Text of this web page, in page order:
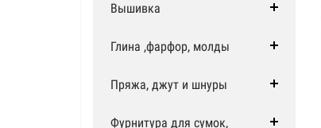
Вышивка
Глина ,фарфор, молды
Пряжа, джут и шнуры
Фурнитура для сумок,